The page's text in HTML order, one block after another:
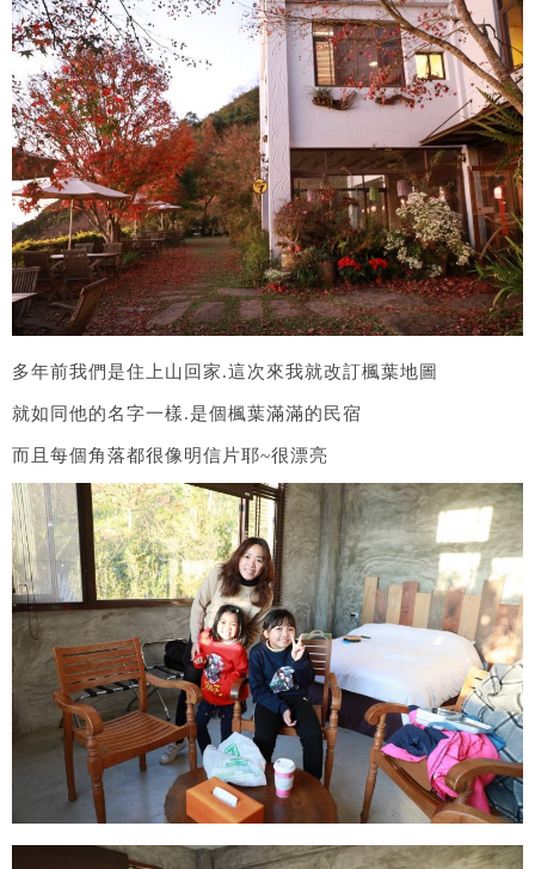
多年前我們是住上山回家.這次來我就改訂楓葉地圖
就如同他的名字一樣.是個楓葉滿滿的民宿
而且每個角落都很像明信片耶~很漂亮